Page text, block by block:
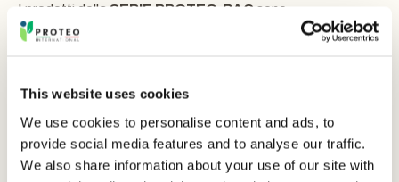
This website uses cookies
We use cookies to personalise content and ads, to
provide social media features and to analyse our traffic.
We also share information about your use of our site with
I prodotti della SERIE PROTEO-BAC sono
particolarmente utili nei periodi di presenza di muffe
spp., infestazioni batteriche come
I prodotti sono disponibili in diverse formulazioni per
soddisfare diverse esigenze agronomiche.